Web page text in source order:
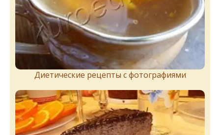
Диетические рецепты с фотографиями